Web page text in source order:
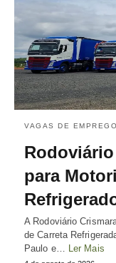
VAGAS DE EMPREGO
para
A Rodoviário
de Carreta
Paulo e… Ler Mais